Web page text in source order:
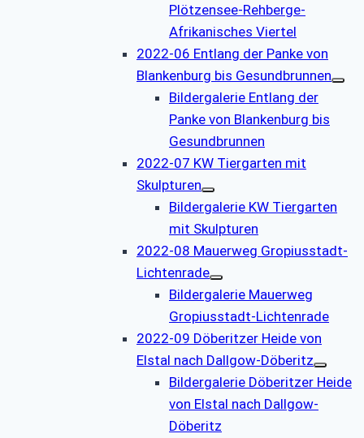
Plötzensee-Rehberge-
Afrikanisches Viertel
2022-06 Entlang der Panke von
Blankenburg bis Gesundbrunnen
Bildergalerie Entlang der
Panke von Blankenburg bis
Gesundbrunnen
2022-07 KW Tiergarten mit
Skulpturen
Bildergalerie KW Tiergarten
mit Skulpturen
2022-08 Mauerweg Gropiusstadt-
Lichtenrade
Bildergalerie Mauerweg
Gropiusstadt-Lichtenrade
2022-09 Döberitzer Heide von
Elstal nach Dallgow-Döberitz
Bildergalerie Döberitzer Heide
von Elstal nach Dallgow-
Döberitz